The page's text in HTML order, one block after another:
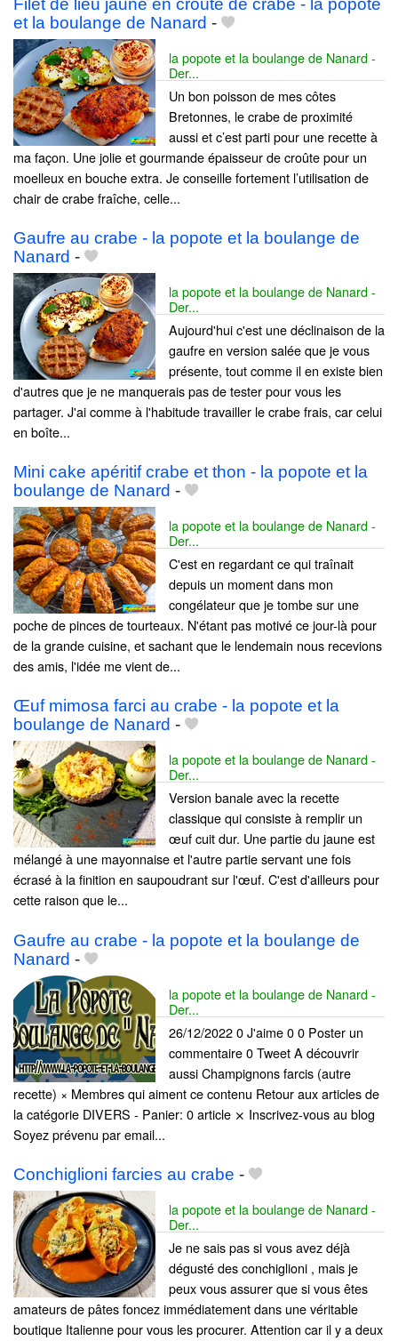
Filet de lieu jaune en croûte de crabe - la popote
et la boulange de Nanard -
la popote et la boulange de Nanard -
Der...
Un bon poisson de mes côtes
Bretonnes, le crabe de proximité
aussi et c’est parti pour une recette à
ma façon. Une jolie et gourmande épaisseur de croûte pour un
moelleux en bouche extra. Je conseille fortement l’utilisation de
chair de crabe fraîche, celle...
Gaufre au crabe - la popote et la boulange de
Nanard -
la popote et la boulange de Nanard -
Der...
Aujourd'hui c'est une déclinaison de la
gaufre en version salée que je vous
présente, tout comme il en existe bien
d'autres que je ne manquerais pas de tester pour vous les
partager. J'ai comme à l'habitude travailler le crabe frais, car celui
en boîte...
Mini cake apéritif crabe et thon - la popote et la
boulange de Nanard -
la popote et la boulange de Nanard -
Der...
C'est en regardant ce qui traînait
depuis un moment dans mon
congélateur que je tombe sur une
poche de pinces de tourteaux. N'étant pas motivé ce jour-là pour
de la grande cuisine, et sachant que le lendemain nous recevions
des amis, l'idée me vient de...
Œuf mimosa farci au crabe - la popote et la
boulange de Nanard -
la popote et la boulange de Nanard -
Der...
Version banale avec la recette
classique qui consiste à remplir un
œuf cuit dur. Une partie du jaune est
mélangé à une mayonnaise et l'autre partie servant une fois
écrasé à la finition en saupoudrant sur l'œuf. C'est d'ailleurs pour
cette raison que le...
Gaufre au crabe - la popote et la boulange de
Nanard -
la popote et la boulange de Nanard -
Der...
26/12/2022 0 J'aime 0 0 Poster un
commentaire 0 Tweet A découvrir
aussi Champignons farcis (autre
recette) × Membres qui aiment ce contenu Retour aux articles de
la catégorie DIVERS - Panier: 0 article ⨯ Inscrivez-vous au blog
Soyez prévenu par email...
Conchiglioni farcies au crabe -
la popote et la boulange de Nanard -
Der...
Je ne sais pas si vous avez déjà
dégusté des conchiglioni , mais je
peux vous assurer que si vous êtes
amateurs de pâtes foncez immédiatement dans une véritable
boutique Italienne pour vous les procurer. Attention car il y a deux